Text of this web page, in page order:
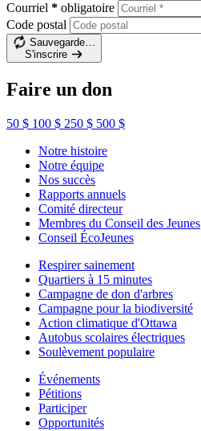
Courriel * obligatoire
Code postal
Sauvegarde…
S'inscrire
Faire un don
50 $ 100 $ 250 $ 500 $
Notre histoire
Notre équipe
Nos succès
Rapports annuels
Comité directeur
Membres du Conseil des Jeunes
Conseil ÉcoJeunes
Respirer sainement
Quartiers à 15 minutes
Campagne de don d'arbres
Campagne pour la biodiversité
Action climatique d'Ottawa
Autobus scolaires électriques
Soulèvement populaire
Événements
Pétitions
Participer
Opportunités